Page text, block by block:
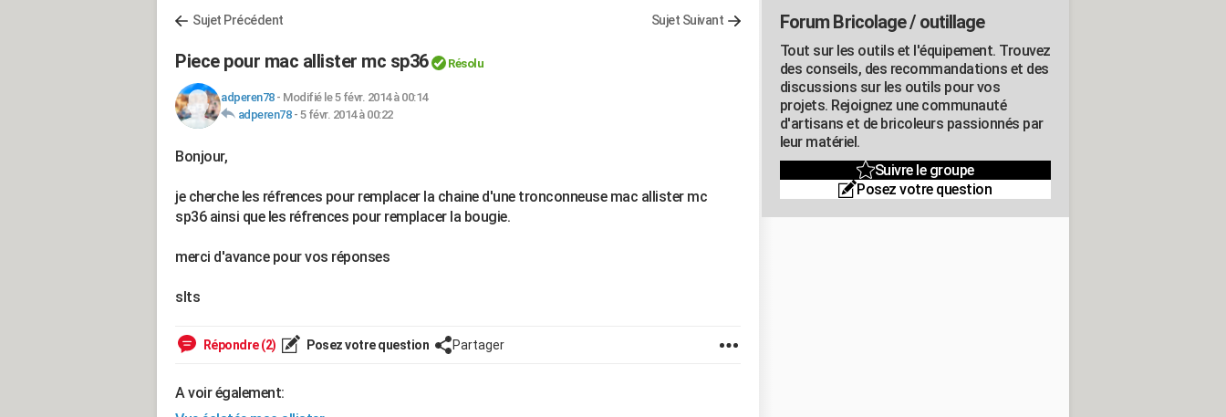
Sujet Précédent Sujet Suivant
Piece pour mac allister mc sp36 Résolu
adperen78- Modifié le 5 févr. 2014 à 00:14
adperen78- 5 févr. 2014 à 00:22
Bonjour,
je cherche les réfrences pour remplacer la chaine d'une tronconneuse mac allister mc
sp36 ainsi que les réfrences pour remplacer la bougie.
merci d'avance pour vos réponses
slts
Répondre (2) Posez votre question Partager
A voir également:
Forum Bricolage / outillage
Tout sur les outils et l'équipement. Trouvez
des conseils, des recommandations et des
discussions sur les outils pour vos
projets. Rejoignez une communauté
d'artisans et de bricoleurs passionnés par
leur matériel.
Suivre le groupe
Posez votre question